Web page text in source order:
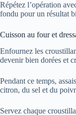
Répétez l’opération
fondu pour un résultat
Cuisson au four et
Enfournez les
devenir bien dorées et
Pendant ce temps,
citron, du sel et du
Servez chaque